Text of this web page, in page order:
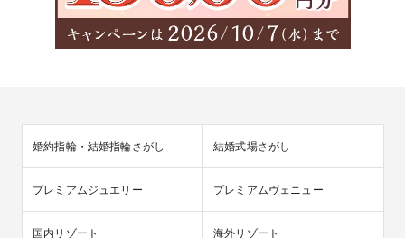
婚約指輪・結婚指輪さがし 結婚式場さがし
プレミアムジュエリー プレミアムヴェニュー
国内リゾート 海外リゾート